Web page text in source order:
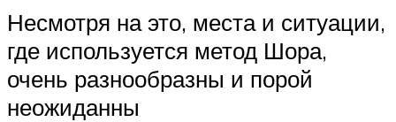
Несмотря на это, места и ситуации,
где используется метод Шора,
очень разнообразны и порой
неожиданны